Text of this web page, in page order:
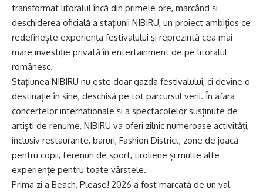
transformat litoralul încă din primele ore, marcând și
deschiderea oficială a stațiunii NIBIRU, un proiect ambițios ce
redefinește experiența festivalului și reprezintă cea mai
mare investiție privată în entertainment de pe litoralul
românesc.
Stațiunea NIBIRU nu este doar gazda festivalului, ci devine o
destinație în sine, deschisă pe tot parcursul verii. În afara
concertelor internaționale și a spectacolelor susținute de
artiști de renume, NIBIRU va oferi zilnic numeroase activități,
inclusiv restaurante, baruri, Fashion District, zone de joacă
pentru copii, terenuri de sport, tiroliene și multe alte
experiențe pentru toate vârstele.
Prima zi a Beach, Please! 2026 a fost marcată de un val